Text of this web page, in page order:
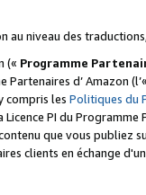
au niveau des
(« Programme
d’ Amazon (l’«
compris les Politiques du
PI du
que vous publiez
clients en échange